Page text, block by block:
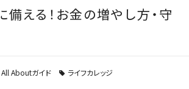
える！お金の増やし方・守
All Aboutガイド ライフカレッジ